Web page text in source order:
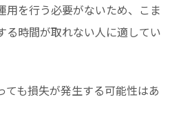
用を行う必要がないため、こま
る時間が取れない人に適してい
ても損失が発生する可能性はあ